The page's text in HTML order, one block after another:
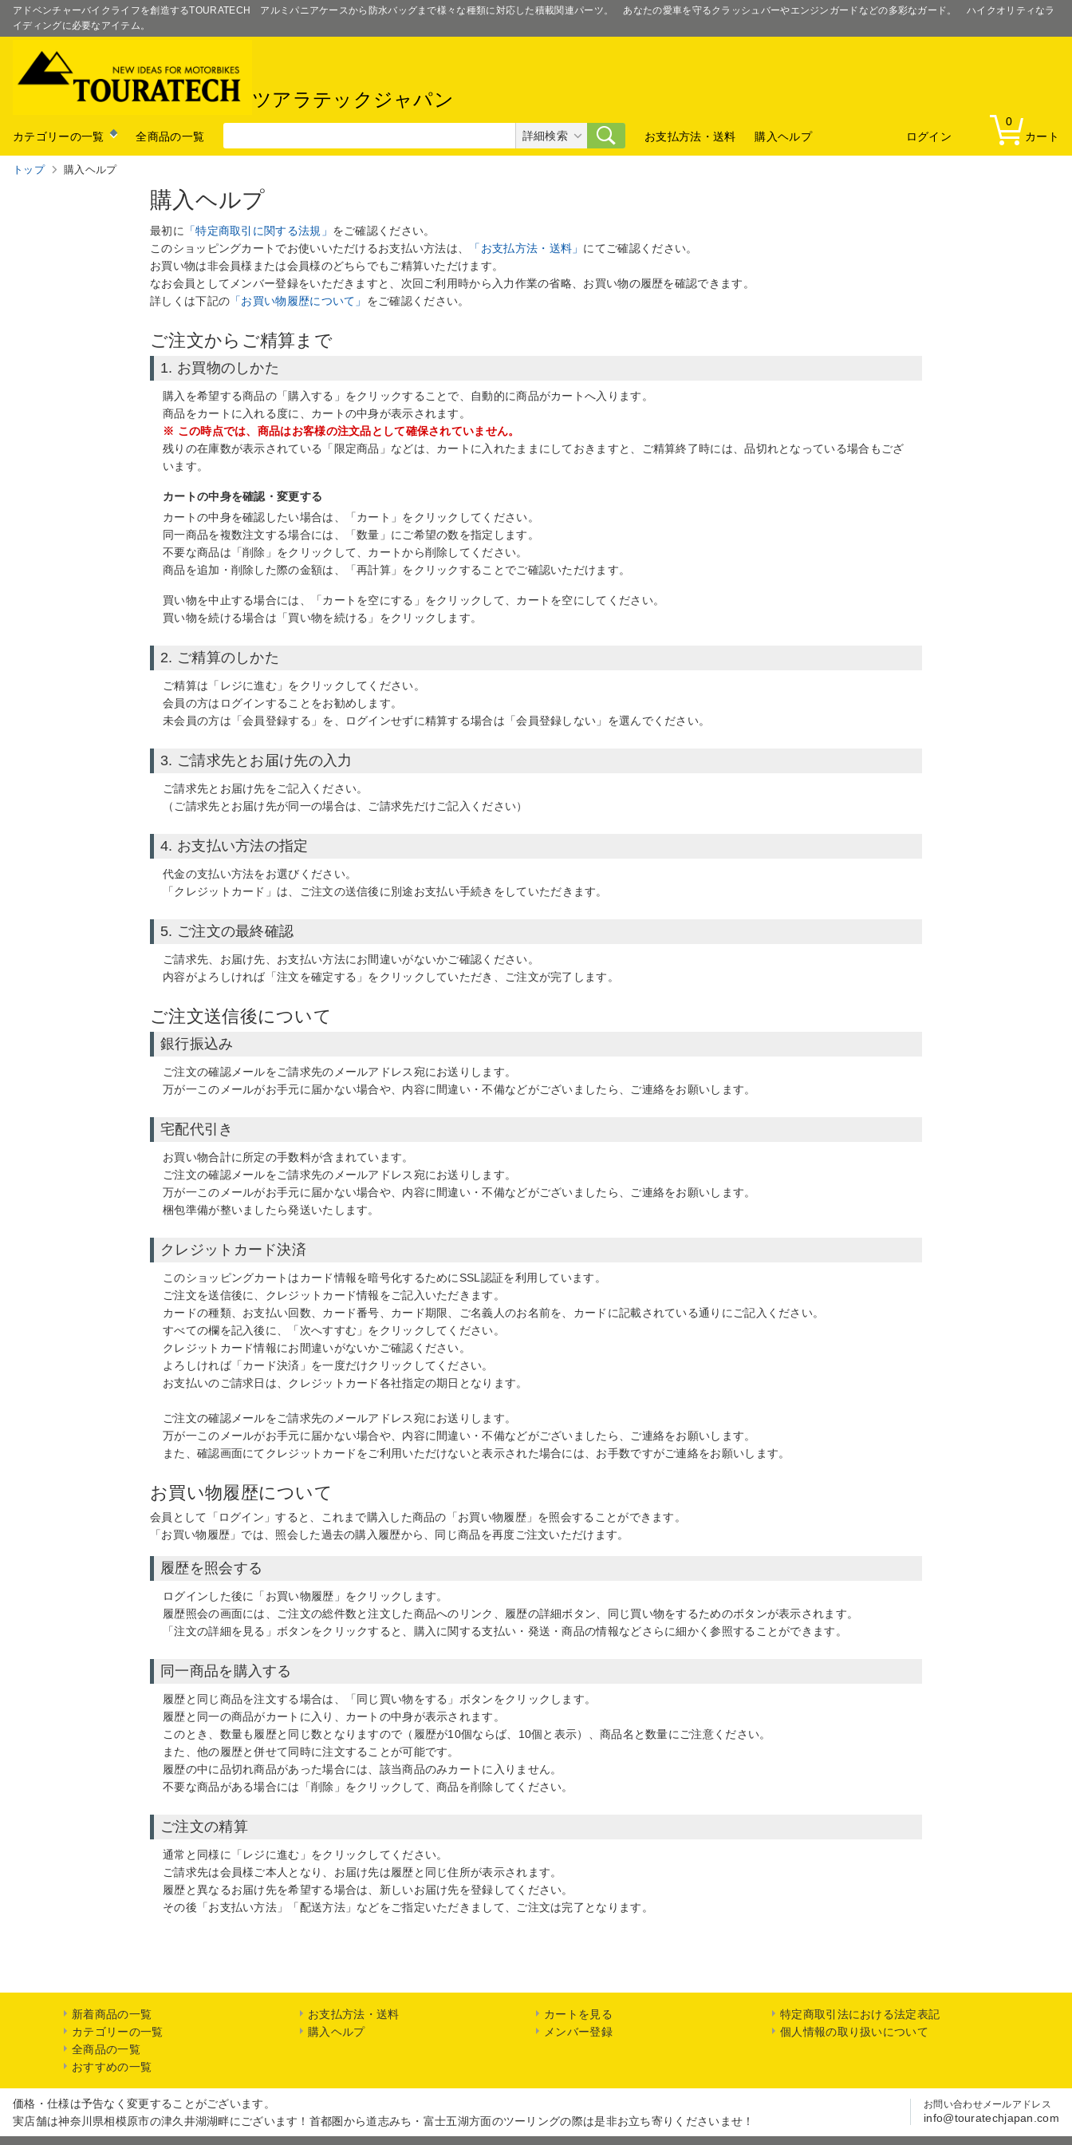
アドベンチャーバイクライフを創造するTOURATECH アルミパニアケースから防水バッグまで様々な種類に対応した積載関連パーツ。 あなたの愛車を守るクラッシュバーやエンジンガードなどの多彩なガード。 ハイクオリティなラ
イディングに必要なアイテム。
ツアラテックジャパン
カテゴリーの一覧 全商品の一覧 ログイン カート
0
お支払方法・送料
購入ヘルプ
詳細検索
トップ 購入ヘルプ
購入ヘルプ
最初に 「特定商取引に関する法規」 をご確認ください。
このショッピングカートでお使いいただけるお支払い方法は、
「お支払方法・送料」 にてご確認ください。
お買い物は非会員様または会員様のどちらでもご精算いただけます。
なお会員としてメンバー登録をいただきますと、次回ご利用時から入力作業の省略、お買い物の履歴を確認できます。
詳しくは下記の 「お買い物履歴について」 をご確認ください。
ご注文からご精算まで
1. お買物のしかた
購入を希望する商品の「購入する」をクリックすることで、自動的に商品がカートへ入ります。
商品をカートに入れる度に、カートの中身が表示されます。
※ この時点では、商品はお客様の注文品として確保されていません。
残りの在庫数が表示されている「限定商品」などは、カートに入れたままにしておきますと、ご精算終了時には、品切れとなっている場合もござ
います。
カートの中身を確認・変更する
カートの中身を確認したい場合は、「カート」をクリックしてください。
同一商品を複数注文する場合には、「数量」にご希望の数を指定します。
不要な商品は「削除」をクリックして、カートから削除してください。
商品を追加・削除した際の金額は、「再計算」をクリックすることでご確認いただけます。
買い物を中止する場合には、「カートを空にする」をクリックして、カートを空にしてください。
買い物を続ける場合は「買い物を続ける」をクリックします。
2. ご精算のしかた
ご精算は「レジに進む」をクリックしてください。
会員の方はログインすることをお勧めします。
未会員の方は「会員登録する」を、ログインせずに精算する場合は「会員登録しない」を選んでください。
3. ご請求先とお届け先の入力
ご請求先とお届け先をご記入ください。
（ご請求先とお届け先が同一の場合は、ご請求先だけご記入ください）
4. お支払い方法の指定
代金の支払い方法をお選びください。
「クレジットカード」 は、ご注文の送信後に別途お支払い手続きをしていただきます。
5. ご注文の最終確認
ご請求先、お届け先、お支払い方法にお間違いがないかご確認ください。
内容がよろしければ「注文を確定する」をクリックしていただき、ご注文が完了します。
ご注文送信後について
銀行振込み
ご注文の確認メールをご請求先のメールアドレス宛にお送りします。
万が一このメールがお手元に届かない場合や、内容に間違い・不備などがございましたら、ご連絡をお願いします。
宅配代引き
お買い物合計に所定の手数料が含まれています。
ご注文の確認メールをご請求先のメールアドレス宛にお送りします。
万が一このメールがお手元に届かない場合や、内容に間違い・不備などがございましたら、ご連絡をお願いします。
梱包準備が整いましたら発送いたします。
クレジットカード決済
このショッピングカートはカード情報を暗号化するためにSSL認証を利用しています。
ご注文を送信後に、クレジットカード情報をご記入いただきます。
カードの種類、お支払い回数、カード番号、カード期限、ご名義人のお名前を、カードに記載されている通りにご記入ください。
すべての欄を記入後に、「次へすすむ」をクリックしてください。
クレジットカード情報にお間違いがないかご確認ください。
よろしければ「カード決済」を一度だけクリックしてください。
お支払いのご請求日は、クレジットカード各社指定の期日となります。
ご注文の確認メールをご請求先のメールアドレス宛にお送りします。
万が一このメールがお手元に届かない場合や、内容に間違い・不備などがございましたら、ご連絡をお願いします。
また、確認画面にてクレジットカードをご利用いただけないと表示された場合には、お手数ですがご連絡をお願いします。
お買い物履歴について
会員として「ログイン」すると、これまで購入した商品の「お買い物履歴」を照会することができます。
「お買い物履歴」では、照会した過去の購入履歴から、同じ商品を再度ご注文いただけます。
履歴を照会する
ログインした後に「お買い物履歴」をクリックします。
履歴照会の画面には、ご注文の総件数と注文した商品へのリンク、履歴の詳細ボタン、同じ買い物をするためのボタンが表示されます。
「注文の詳細を見る」ボタンをクリックすると、購入に関する支払い・発送・商品の情報などさらに細かく参照することができます。
同一商品を購入する
履歴と同じ商品を注文する場合は、「同じ買い物をする」ボタンをクリックします。
履歴と同一の商品がカートに入り、カートの中身が表示されます。
このとき、数量も履歴と同じ数となりますので（履歴が10個ならば、10個と表示）、商品名と数量にご注意ください。
また、他の履歴と併せて同時に注文することが可能です。
履歴の中に品切れ商品があった場合には、該当商品のみカートに入りません。
不要な商品がある場合には「削除」をクリックして、商品を削除してください。
ご注文の精算
通常と同様に「レジに進む」をクリックしてください。
ご請求先は会員様ご本人となり、お届け先は履歴と同じ住所が表示されます。
履歴と異なるお届け先を希望する場合は、新しいお届け先を登録してください。
その後「お支払い方法」「配送方法」などをご指定いただきまして、ご注文は完了となります。
新着商品の一覧
カテゴリーの一覧
全商品の一覧
おすすめの一覧
お支払方法・送料
購入ヘルプ
カートを見る
メンバー登録
特定商取引法における法定表記
個人情報の取り扱いについて
価格・仕様は予告なく変更することがございます。
実店舗は神奈川県相模原市の津久井湖湖畔にございます！首都圏から道志みち・富士五湖方面のツーリングの際は是非お立ち寄りくださいませ！
お問い合わせメールアドレス
info@touratechjapan.com